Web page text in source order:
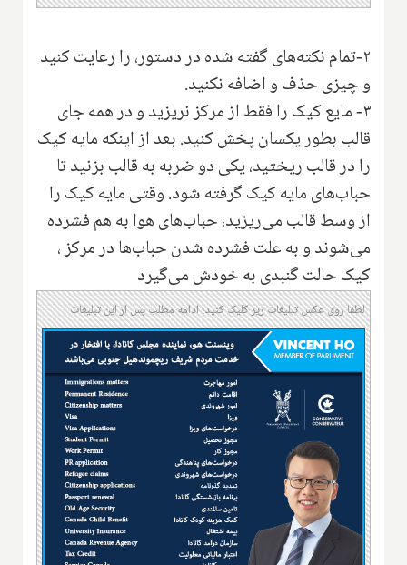
۲-تمام نکته‌های گفته شده در دستور، را رعایت کنید
و چیزی حذف و اضافه نکنید.
۳- مایع کیک را فقط از مرکز نریزید و در همه جای
قالب بطور یکسان پخش کنید. بعد از اینکه مایه کیک
را در قالب ریختید، یکی دو ضربه به قالب بزنید تا
حباب‌های مایه کیک گرفته شود. وقتی مایه کیک را
از وسط قالب می‌ریزید، حباب‌های هوا به هم فشرده
می‌شوند و به علت فشرده شدن حباب‌ها در مرکز ،
کیک حالت گنبدی به خودش می‌گیرد
لطفا روی عکس تبلیغات زیر کلیک کنید؛ ادامه مطلب پس از این تبلیغات